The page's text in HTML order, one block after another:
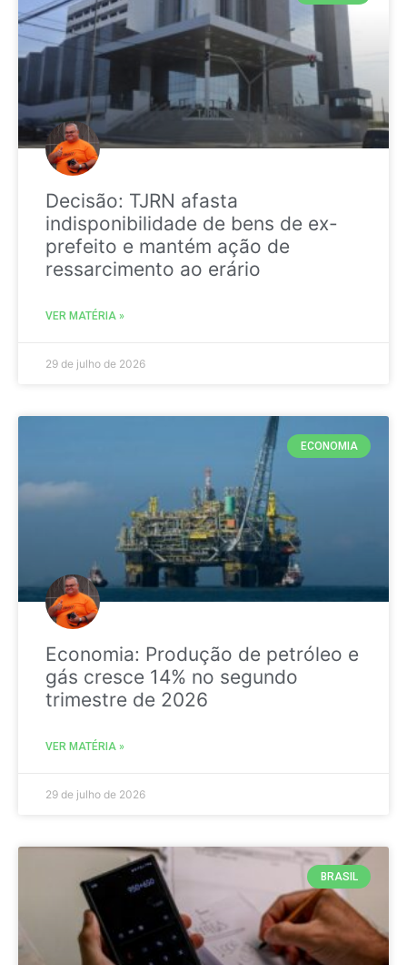
Decisão: TJRN afasta
indisponibilidade de bens de ex-
prefeito e mantém ação de
ressarcimento ao erário
VER MATÉRIA »
29 de julho de 2026
ECONOMIA
Economia: Produção de petróleo e
gás cresce 14% no segundo
trimestre de 2026
VER MATÉRIA »
29 de julho de 2026
BRASIL